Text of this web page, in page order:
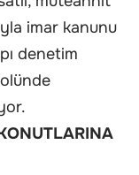
imar kanunu
denetim